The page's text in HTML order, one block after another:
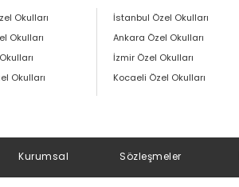
Okulları
Okulları
Okulları
İstanbul Özel Okulları
Ankara Özel Okulları
İzmir Özel Okulları
Kocaeli Özel Okulları
Kurumsal Sözleşmeler